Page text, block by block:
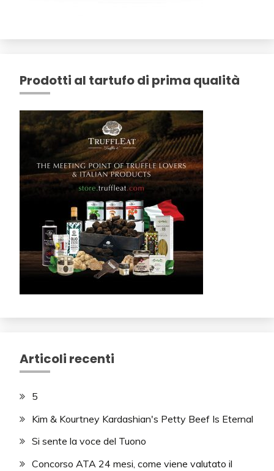
Prodotti al tartufo di prima qualità
Articoli recenti
5
Kim & Kourtney Kardashian's Petty Beef Is Eternal
Si sente la voce del Tuono
Concorso ATA 24 mesi, come viene valutato il